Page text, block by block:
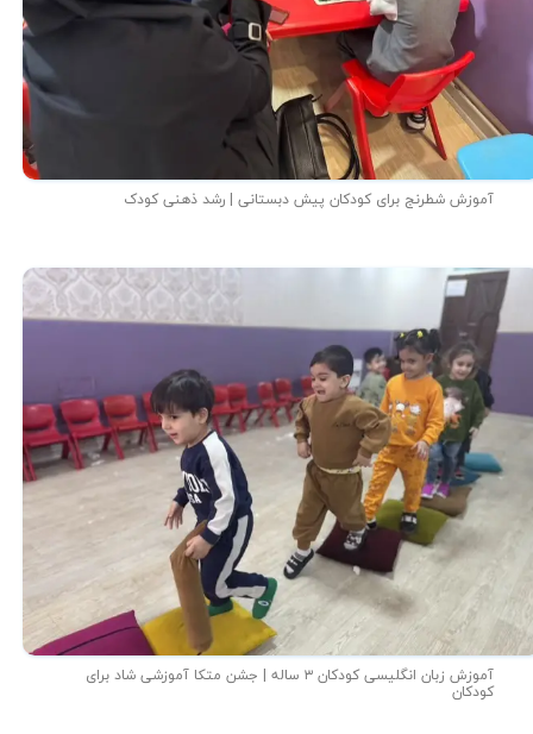
آموزش شطرنج برای کودکان پیش دبستانی | رشد ذهنی کودک
آموزش زبان انگلیسی کودکان ۳ ساله | جشن متکا‌ آموزشی شاد برای
کودکان